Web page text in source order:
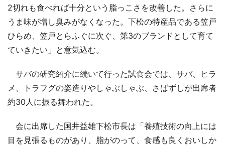
2切れも食べれば十分という脂っこさを改善した。さらに
うま味が増し臭みがなくなった。下松の特産品である笠戸
ひらめ、笠戸とらふぐに次ぐ、第3のブランドとして育て
ていきたい」と意気込む。
サバの研究紹介に続いて行った試食会では、サバ、ヒラ
メ、トラフグの姿造りやしゃぶしゃぶ、さばずしが出席者
約30人に振る舞われた。
会に出席した国井益雄下松市長は「養殖技術の向上には
目を見張るものがあり、脂がのって、食感も良くおいしか